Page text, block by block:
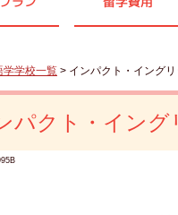
学学校一覧 > インパクト・イング
パクト・イング